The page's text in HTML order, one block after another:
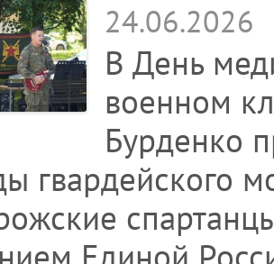
24.06.2026
В День
военном
Бурденко
гвардейского